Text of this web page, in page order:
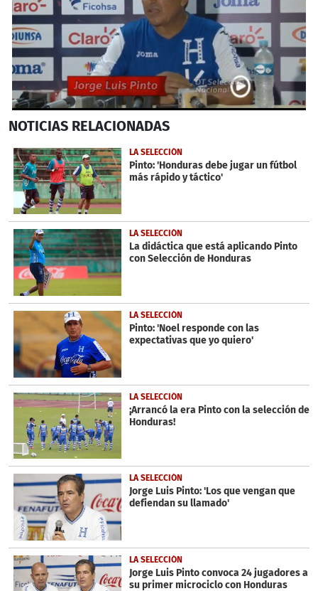
seconds
3
minutes,
7
seconds
NOTICIAS RELACIONADAS
LA SELECCIÓN
Pinto: 'Honduras debe jugar un fútbol
más rápido y táctico'
LA SELECCIÓN
La didáctica que está aplicando Pinto
con Selección de Honduras
LA SELECCIÓN
Pinto: 'Noel responde con las
expectativas que yo quiero'
LA SELECCIÓN
¡Arrancó la era Pinto con la selección de
Honduras!
LA SELECCIÓN
Jorge Luis Pinto: 'Los que vengan que
defiendan su llamado'
LA SELECCIÓN
Jorge Luis Pinto convoca 24 jugadores a
su primer microciclo con Honduras